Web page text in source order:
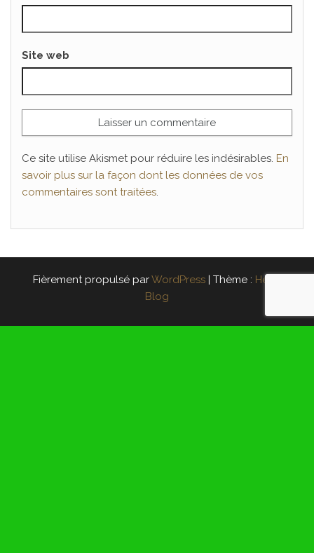
Site web
Ce site utilise Akismet pour réduire les indésirables. En
savoir plus sur la façon dont les données de vos
commentaires sont traitées.
Fièrement propulsé parWordPress | Thème : Head
Blog